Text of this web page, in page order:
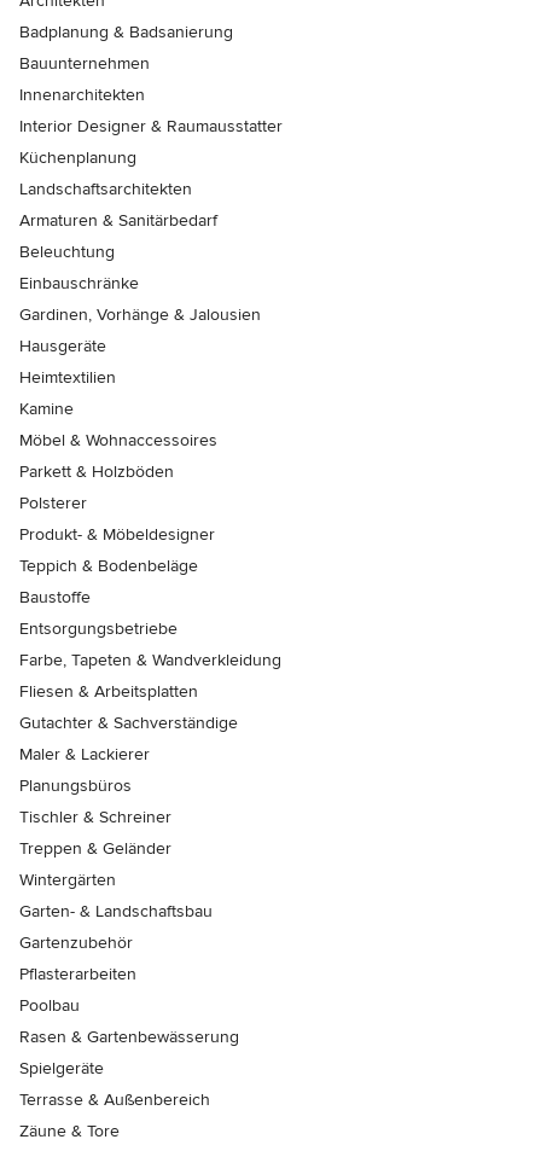
Badplanung & Badsanierung
Bauunternehmen
Innenarchitekten
Interior Designer & Raumausstatter
Küchenplanung
Landschaftsarchitekten
Armaturen & Sanitärbedarf
Beleuchtung
Einbauschränke
Gardinen, Vorhänge & Jalousien
Hausgeräte
Heimtextilien
Kamine
Möbel & Wohnaccessoires
Parkett & Holzböden
Polsterer
Produkt- & Möbeldesigner
Teppich & Bodenbeläge
Baustoffe
Entsorgungsbetriebe
Farbe, Tapeten & Wandverkleidung
Fliesen & Arbeitsplatten
Gutachter & Sachverständige
Maler & Lackierer
Planungsbüros
Tischler & Schreiner
Treppen & Geländer
Wintergärten
Garten- & Landschaftsbau
Gartenzubehör
Pflasterarbeiten
Poolbau
Rasen & Gartenbewässerung
Spielgeräte
Terrasse & Außenbereich
Zäune & Tore